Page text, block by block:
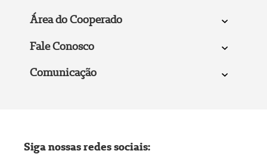
Área do Cooperado
Fale Conosco
Comunicação
Siga nossas redes sociais: